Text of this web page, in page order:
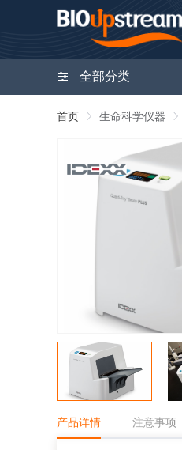
全部分类
首页 生命科学仪器
产品详情 注意事项